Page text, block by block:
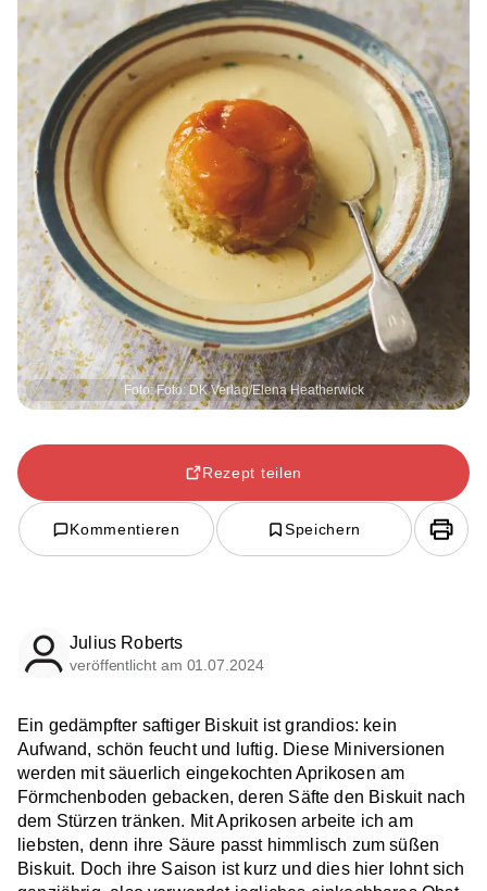
Foto: Foto: DK Verlag/Elena Heatherwick
Rezept teilen
Kommentieren Speichern
Julius Roberts
veröffentlicht am 01.07.2024
Ein gedämpfter saftiger Biskuit ist grandios: kein
Aufwand, schön feucht und luftig. Diese Miniversionen
werden mit säuerlich eingekochten Aprikosen am
Förmchenboden gebacken, deren Säfte den Biskuit nach
dem Stürzen tränken. Mit Aprikosen arbeite ich am
liebsten, denn ihre Säure passt himmlisch zum süßen
Biskuit. Doch ihre Saison ist kurz und dies hier lohnt sich